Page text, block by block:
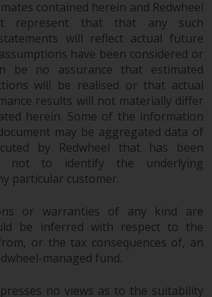
Gesetzen von England
ausgelegt und geregelt
und die Gerichte dieser
haben die
Zuständigkeit für
Streitigkeiten,
diese Inhalte
ausdrücklich den
von eine andere
Wenn ein
Gericht aus
Grund eine
dieses Abschnitts
Informationen“ für
befunden hat,
Bestimmung im
und der Rest dieser
contained herein and Redwheel
represent that that any such
will reflect actual future
have been considered or
be no assurance that estimated
will be realised or that actual
results will not materially differ
herein. Some of the information
may be aggregated data of
by Redwheel that has been
not to identify the underlying
particular customer.
or warranties of any kind are
be inferred with respect to the
or the tax consequences of, an
managed fund.
no views as to the suitability